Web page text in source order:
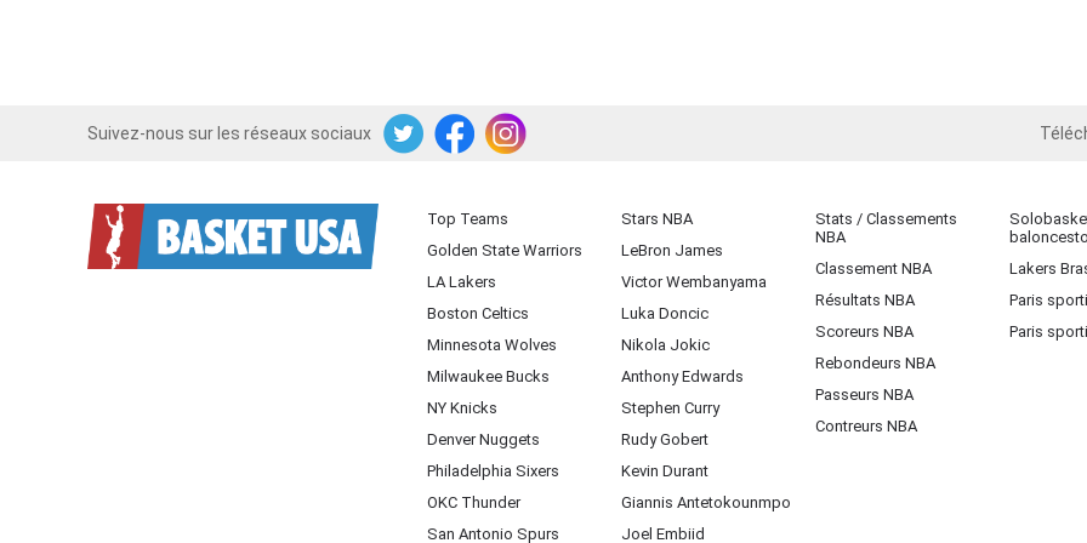
Suivez-nous sur les réseaux sociaux
TwitterFacebookInstagram iOS
Top Teams
Golden State Warriors
LA Lakers
Boston Celtics
Minnesota Wolves
Milwaukee Bucks
NY Knicks
Denver Nuggets
Philadelphia Sixers
OKC Thunder
San Antonio Spurs
Stars NBA
LeBron James
Victor Wembanyama
Luka Doncic
Nikola Jokic
Anthony Edwards
Stephen Curry
Rudy Gobert
Kevin Durant
Giannis Antetokounmpo
Joel Embiid
Stats / Classements
NBA
Classement NBA
Résultats NBA
Scoreurs NBA
Rebondeurs NBA
Passeurs NBA
Contreurs NBA
Lakers
Paris
Paris